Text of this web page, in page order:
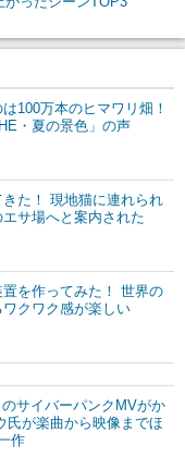
100万本のヒマワリ畑！
・夏の景色」の声
た！ 現地猫に連れられ
サ場へと案内された
を作ってみた！ 世界の
クワク感が楽しい
のサイバーパンクMVがか
氏が楽曲から映像までほ
作